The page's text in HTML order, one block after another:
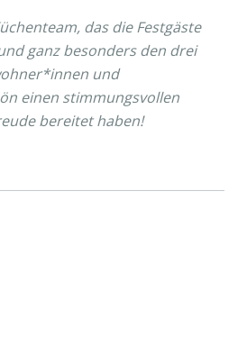
das die Festgäste
ganz besonders den drei
und
einen stimmungsvollen
bereitet haben!